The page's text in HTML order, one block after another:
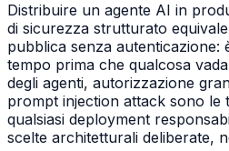
Distribuire un agente AI in
di sicurezza strutturato
pubblica senza autenticazione:
tempo prima che qualcosa
degli agenti, autorizzazione
prompt injection attack sono le
qualsiasi deployment
scelte architetturali deliberate,